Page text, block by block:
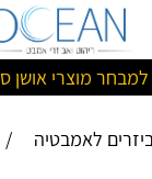
מוצרי אושן ס
לאמבטיה /